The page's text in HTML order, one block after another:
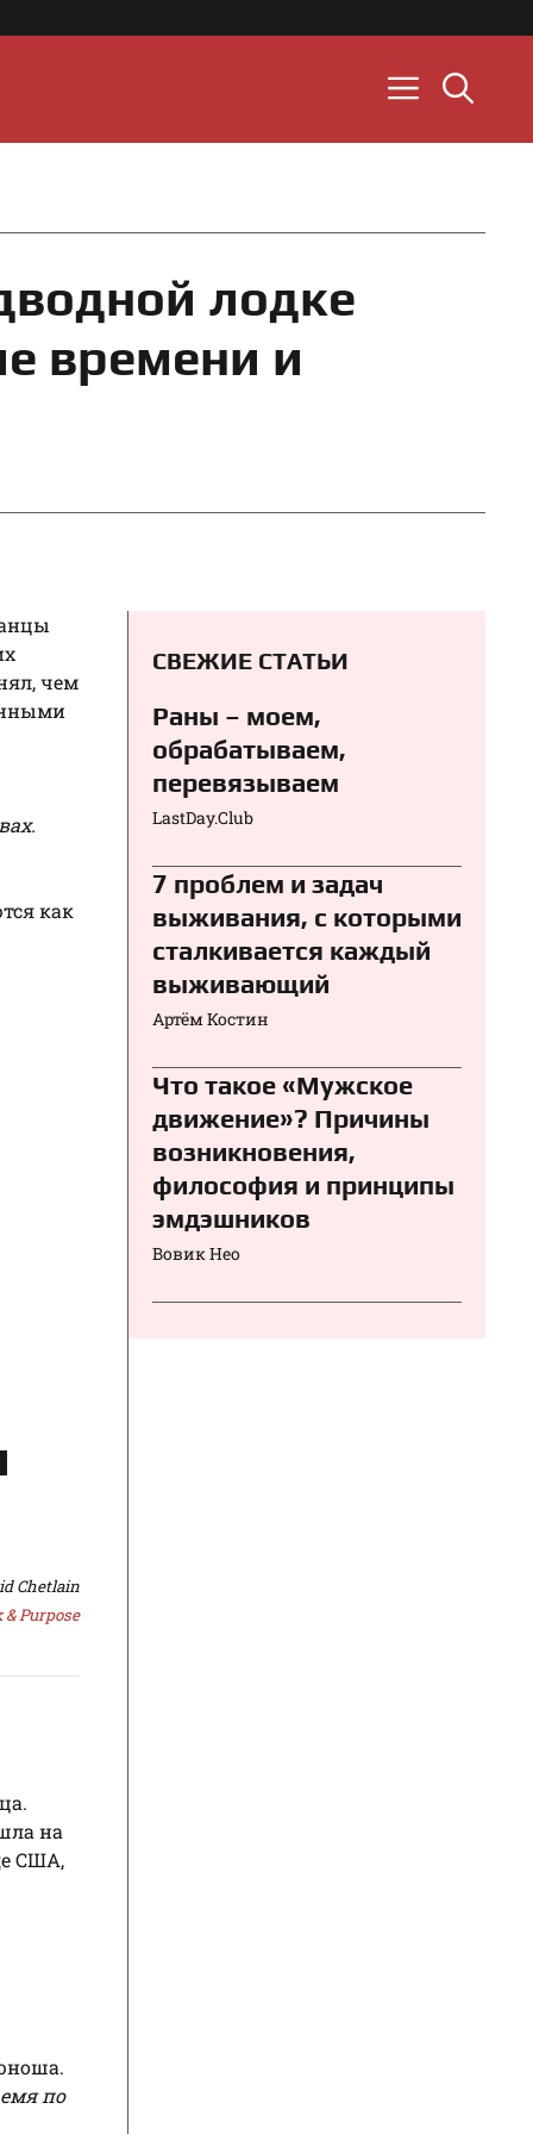
лодке
времени и
чем
как
Chetlain
& Purpose
на
США,
по
СВЕЖИЕ СТАТЬИ
Раны – моем,
обрабатываем,
перевязываем⁠⁠
LastDay.Club
7 проблем и задач
выживания, с которыми
сталкивается каждый
выживающий
Артём Костин
Что такое «Мужское
движение»? Причины
возникновения,
философия и принципы
эмдэшников
Вовик Нео